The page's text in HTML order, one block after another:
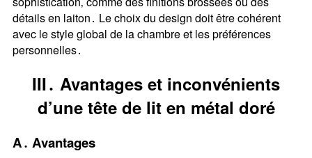
détails en laiton․ Le choix du design doit être cohérent
avec le style global de la chambre et les préférences
personnelles․
III․ Avantages et inconvénients
d’une tête de lit en métal doré
A․ Avantages